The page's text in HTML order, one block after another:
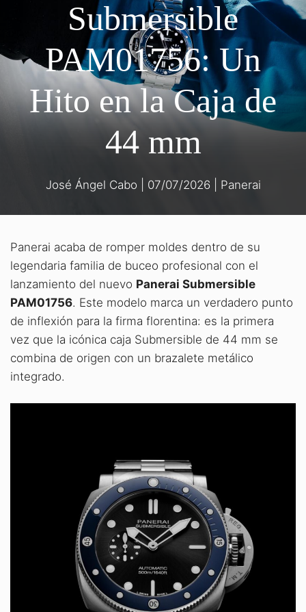
Submersible
PAM01756: Un
Hito en la Caja de
44 mm
José Ángel Cabo 07/07/2026 Panerai
Panerai acaba de romper moldes dentro de su
legendaria familia de buceo profesional con el
lanzamiento del nuevo Panerai Submersible
PAM01756. Este modelo marca un verdadero punto
de inflexión para la firma florentina: es la primera
vez que la icónica caja Submersible de 44 mm se
combina de origen con un brazalete metálico
integrado.